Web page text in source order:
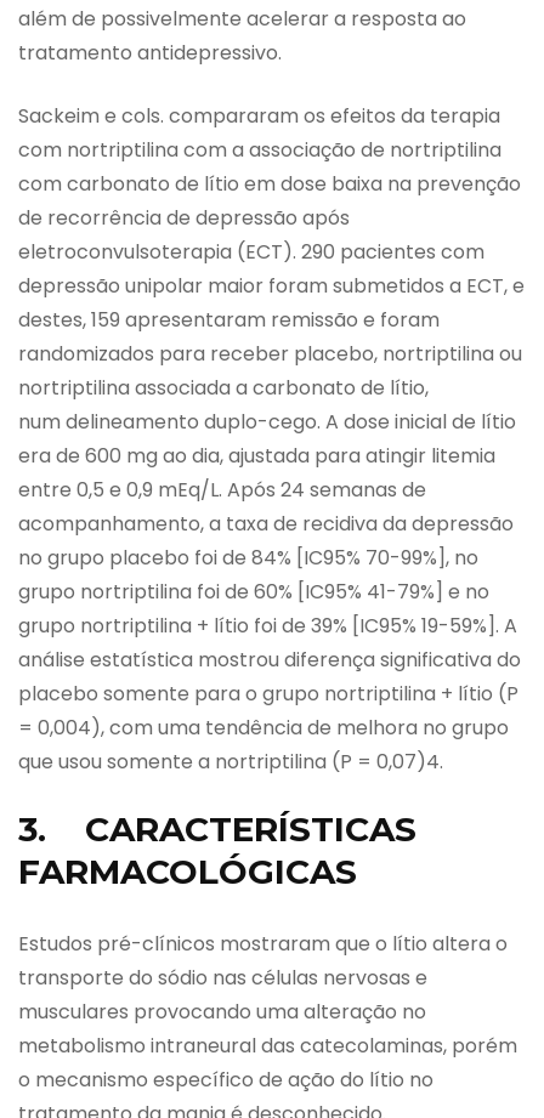
além de possivelmente acelerar a resposta ao
tratamento antidepressivo.
Sackeim e cols. compararam os efeitos da terapia
com nortriptilina com a associação de nortriptilina
com carbonato de lítio em dose baixa na prevenção
de recorrência de depressão após
eletroconvulsoterapia (ECT). 290 pacientes com
depressão unipolar maior foram submetidos a ECT, e
destes, 159 apresentaram remissão e foram
randomizados para receber placebo, nortriptilina ou
nortriptilina associada a carbonato de lítio,
num delineamento duplo-cego. A dose inicial de lítio
era de 600 mg ao dia, ajustada para atingir litemia
entre 0,5 e 0,9 mEq/L. Após 24 semanas de
acompanhamento, a taxa de recidiva da depressão
no grupo placebo foi de 84% [IC95% 70-99%], no
grupo nortriptilina foi de 60% [IC95% 41-79%] e no
grupo nortriptilina + lítio foi de 39% [IC95% 19-59%]. A
análise estatística mostrou diferença significativa do
placebo somente para o grupo nortriptilina + lítio (P
= 0,004), com uma tendência de melhora no grupo
que usou somente a nortriptilina (P = 0,07)4.
3. CARACTERÍSTICAS
FARMACOLÓGICAS
Estudos pré-clínicos mostraram que o lítio altera o
transporte do sódio nas células nervosas e
musculares provocando uma alteração no
metabolismo intraneural das catecolaminas, porém
o mecanismo específico de ação do lítio no